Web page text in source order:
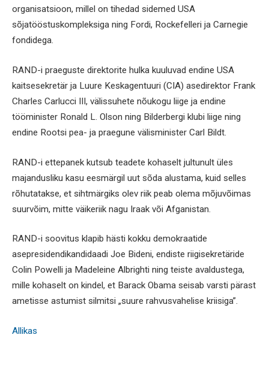
organisatsioon, millel on tihedad sidemed USA
sõjatööstuskompleksiga ning Fordi, Rockefelleri ja Carnegie
fondidega.
RAND-i praeguste direktorite hulka kuuluvad endine USA
kaitsesekretär ja Luure Keskagentuuri (CIA) asedirektor Frank
Charles Carlucci III, välissuhete nõukogu liige ja endine
tööminister Ronald L. Olson ning Bilderbergi klubi liige ning
endine Rootsi pea- ja praegune välisminister Carl Bildt.
RAND-i ettepanek kutsub teadete kohaselt jultunult üles
majandusliku kasu eesmärgil uut sõda alustama, kuid selles
rõhutatakse, et sihtmärgiks olev riik peab olema mõjuvõimas
suurvõim, mitte väikeriik nagu Iraak või Afganistan.
RAND-i soovitus klapib hästi kokku demokraatide
asepresidendikandidaadi Joe Bideni, endiste riigisekretäride
Colin Powelli ja Madeleine Albrighti ning teiste avaldustega,
mille kohaselt on kindel, et Barack Obama seisab varsti pärast
ametisse astumist silmitsi „suure rahvusvahelise kriisiga”.
Allikas